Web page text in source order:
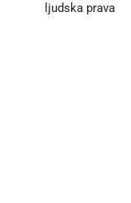
ljudska prava